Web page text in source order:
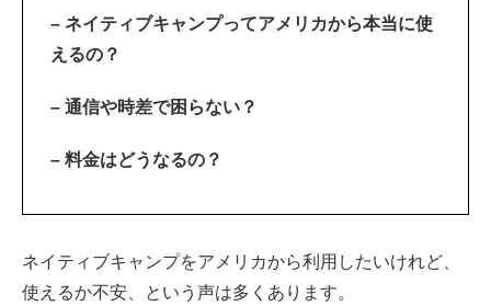
– ネイティブキャンプってアメリカから本当に使
えるの？
– 通信や時差で困らない？
– 料金はどうなるの？
ネイティブキャンプをアメリカから利用したいけれど、
使えるか不安、という声は多くあります。